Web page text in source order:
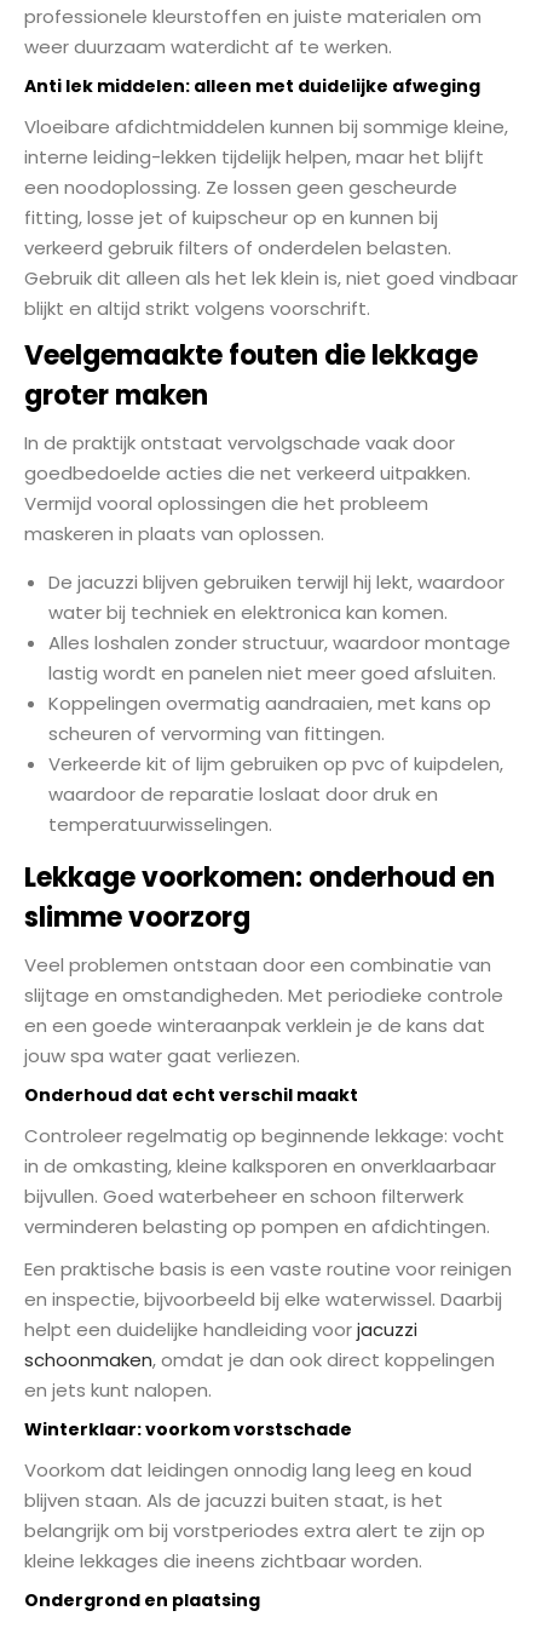
professionele kleurstoffen en juiste materialen om
weer duurzaam waterdicht af te werken.
Anti lek middelen: alleen met duidelijke afweging
Vloeibare afdichtmiddelen kunnen bij sommige kleine,
interne leiding-lekken tijdelijk helpen, maar het blijft
een noodoplossing. Ze lossen geen gescheurde
fitting, losse jet of kuipscheur op en kunnen bij
verkeerd gebruik filters of onderdelen belasten.
Gebruik dit alleen als het lek klein is, niet goed vindbaar
blijkt en altijd strikt volgens voorschrift.
Veelgemaakte fouten die lekkage
groter maken
In de praktijk ontstaat vervolgschade vaak door
goedbedoelde acties die net verkeerd uitpakken.
Vermijd vooral oplossingen die het probleem
maskeren in plaats van oplossen.
De jacuzzi blijven gebruiken terwijl hij lekt, waardoor
water bij techniek en elektronica kan komen.
Alles loshalen zonder structuur, waardoor montage
lastig wordt en panelen niet meer goed afsluiten.
Koppelingen overmatig aandraaien, met kans op
scheuren of vervorming van fittingen.
Verkeerde kit of lijm gebruiken op pvc of kuipdelen,
waardoor de reparatie loslaat door druk en
temperatuurwisselingen.
Lekkage voorkomen: onderhoud en
slimme voorzorg
Veel problemen ontstaan door een combinatie van
slijtage en omstandigheden. Met periodieke controle
en een goede winteraanpak verklein je de kans dat
jouw spa water gaat verliezen.
Onderhoud dat echt verschil maakt
Controleer regelmatig op beginnende lekkage: vocht
in de omkasting, kleine kalksporen en onverklaarbaar
bijvullen. Goed waterbeheer en schoon filterwerk
verminderen belasting op pompen en afdichtingen.
Een praktische basis is een vaste routine voor reinigen
en inspectie, bijvoorbeeld bij elke waterwissel. Daarbij
helpt een duidelijke handleiding voorjacuzzi
schoonmaken, omdat je dan ook direct koppelingen
en jets kunt nalopen.
Winterklaar: voorkom vorstschade
Voorkom dat leidingen onnodig lang leeg en koud
blijven staan. Als de jacuzzi buiten staat, is het
belangrijk om bij vorstperiodes extra alert te zijn op
kleine lekkages die ineens zichtbaar worden.
Ondergrond en plaatsing